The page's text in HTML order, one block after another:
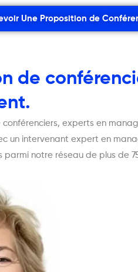
Une Proposition de
de
experts en
un intervenant expert en
notre réseau de plus de